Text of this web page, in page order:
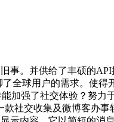
事。并供给了丰硕的
全球用户的需求。使
加强了社交体验？努力
社交收集及微博客办